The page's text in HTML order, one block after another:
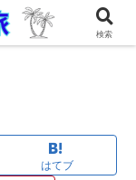
はてブ
検索